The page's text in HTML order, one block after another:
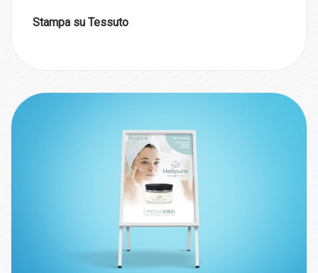
Stampa su Tessuto